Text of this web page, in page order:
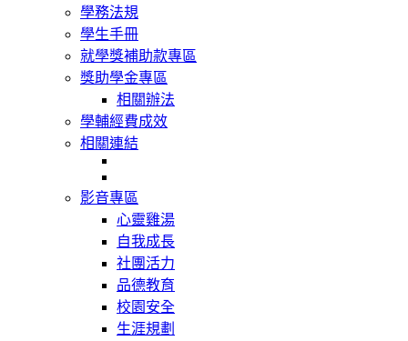
學務法規
學生手冊
就學獎補助款專區
獎助學金專區
相關辦法
學輔經費成效
相關連結
影音專區
心靈雞湯
自我成長
社團活力
品德教育
校園安全
生涯規劃